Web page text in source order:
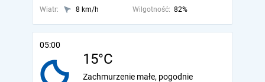
Wiatr:
8 km/h Wilgotność: 82%
05:00
15°C
Zachmurzenie małe, pogodnie